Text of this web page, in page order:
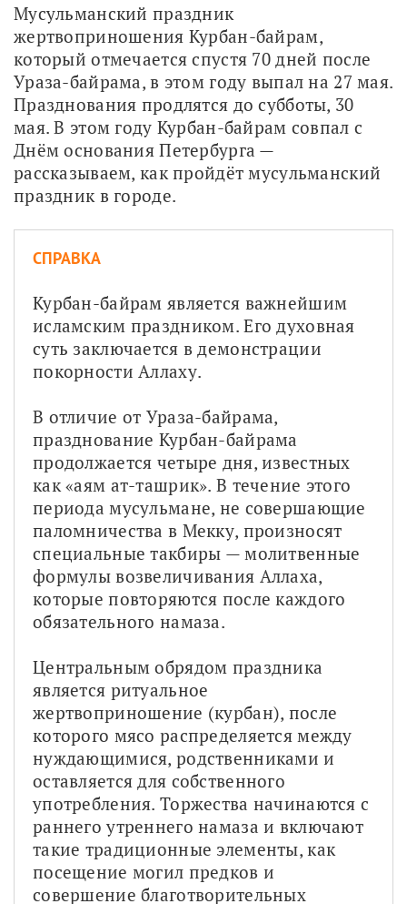
Мусульманский праздник
жертвоприношения Курбан-байрам,
который отмечается спустя 70 дней после
Ураза-байрама, в этом году выпал на 27 мая.
Празднования продлятся до субботы, 30
мая. В этом году Курбан-байрам совпал с
Днём основания Петербурга —
рассказываем, как пройдёт мусульманский
праздник в городе.
СПРАВКА
Курбан-байрам является важнейшим
исламским праздником. Его духовная
суть заключается в демонстрации
покорности Аллаху.
В отличие от Ураза-байрама,
празднование Курбан-байрама
продолжается четыре дня, известных
как «аям ат-ташрик». В течение этого
периода мусульмане, не совершающие
паломничества в Мекку, произносят
специальные такбиры — молитвенные
формулы возвеличивания Аллаха,
которые повторяются после каждого
обязательного намаза.
Центральным обрядом праздника
является ритуальное
жертвоприношение (курбан), после
которого мясо распределяется между
нуждающимися, родственниками и
оставляется для собственного
употребления. Торжества начинаются с
раннего утреннего намаза и включают
такие традиционные элементы, как
посещение могил предков и
совершение благотворительных